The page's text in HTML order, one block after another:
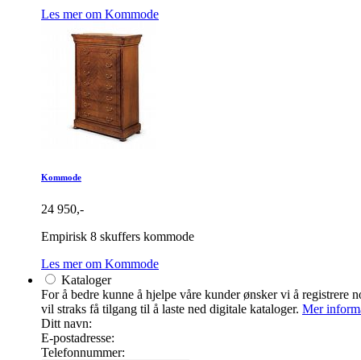
Les mer om Kommode
Kommode
24 950,-
Empirisk 8 skuffers kommode
Les mer om Kommode
Kataloger
For å bedre kunne å hjelpe våre kunder ønsker vi å
vil straks få tilgang til å laste ned digitale kataloger. Mer
Ditt navn:
E-postadresse:
Telefonnummer: